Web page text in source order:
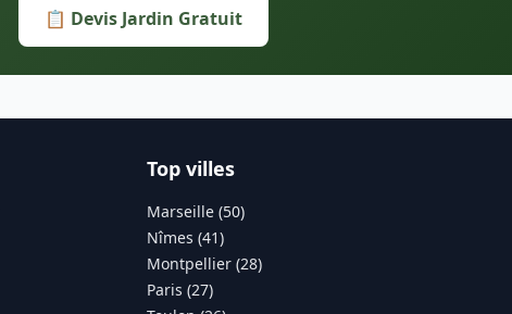
📋 Devis Jardin Gratuit
Top villes
Marseille (50)
Nîmes (41)
Montpellier (28)
Paris (27)